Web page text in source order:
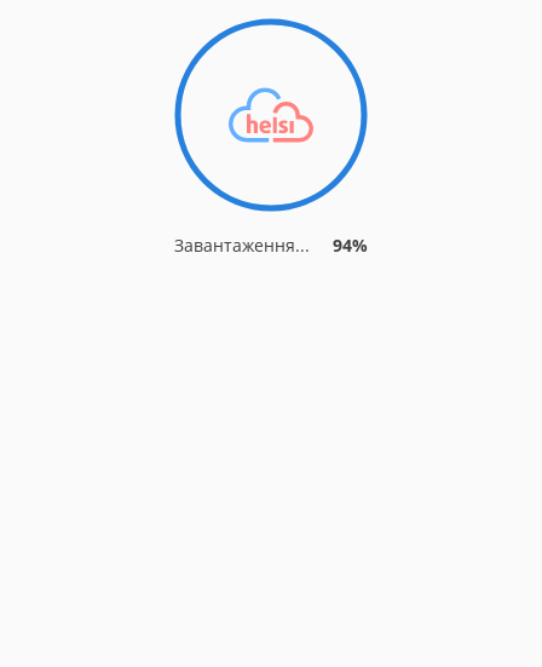
Завантаження... 94%